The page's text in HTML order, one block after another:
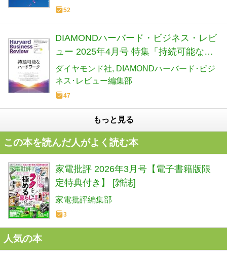
52
DIAMONDハーバード・ビジネス・レビ
ュー 2025年4月号 特集「持続可能なハ
ードワーク」[雑誌]
ダイヤモンド社
DIAMONDハーバード･ビジ
ネス･レビュー編集部
47
もっと見る
この本を読んだ人がよく読む本
家電批評 2026年3月号【電子書籍版限
定特典付き】 [雑誌]
家電批評編集部
3
人気の本